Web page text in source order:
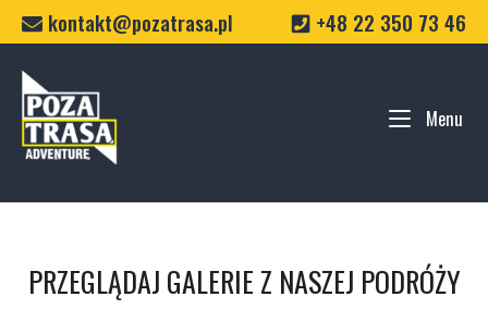
Skip
kontakt@pozatrasa.pl +48 22 350 73 46
Home
Menu
PRZEGLĄDAJ GALERIE Z NASZEJ PODRÓŻY